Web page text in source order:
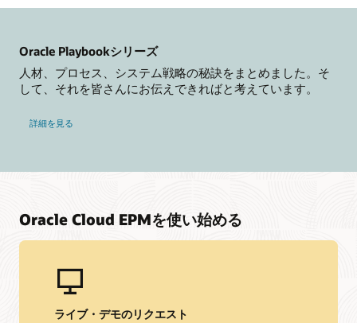
ドキュメント・ライブラリにアクセスする
オラクル・ヘルプ・センターでは、対象のソリューション、
スタート・ガイド、最新のユース・ケースのコンテンツを含
す。
仲間が集まるコミュニティに参加する
Cloud Customer Connectはオラクルの主要なオンライン・ク
今すぐ参加する
Oracle Universityは、クラウドスキルの構築、専門知識の検
証、導入の促進に役立つ学習ソリューションを提供します。
Oracle Learning Explorerプログラムを使用して、無料の基本
企業の調整を生み出すのに役立つ堅牢なモデリング・フレー
ムワークを提供します。
Hyperion Planningを見る
eBook: 次世代のクラウド・アプリケーションに関する、
FP&Aとは
Oracle Fusion Cloud ERPおよびEPMによる迅速な決算
Oracle Playbookシリーズ
人材、プロセス、システム戦略の秘訣をまとめました。そ
して、それを皆さんにお伝えできればと考えています。
詳細を見る
Oracle Cloud EPMを使い始める
ライブ・デモのリクエスト